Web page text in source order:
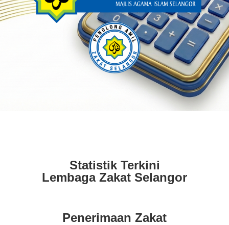
Statistik Terkini
Lembaga Zakat Selangor
Penerimaan Zakat